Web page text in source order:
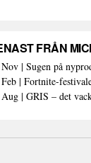
FRÅN
| Fortnite-
| GRIS – det